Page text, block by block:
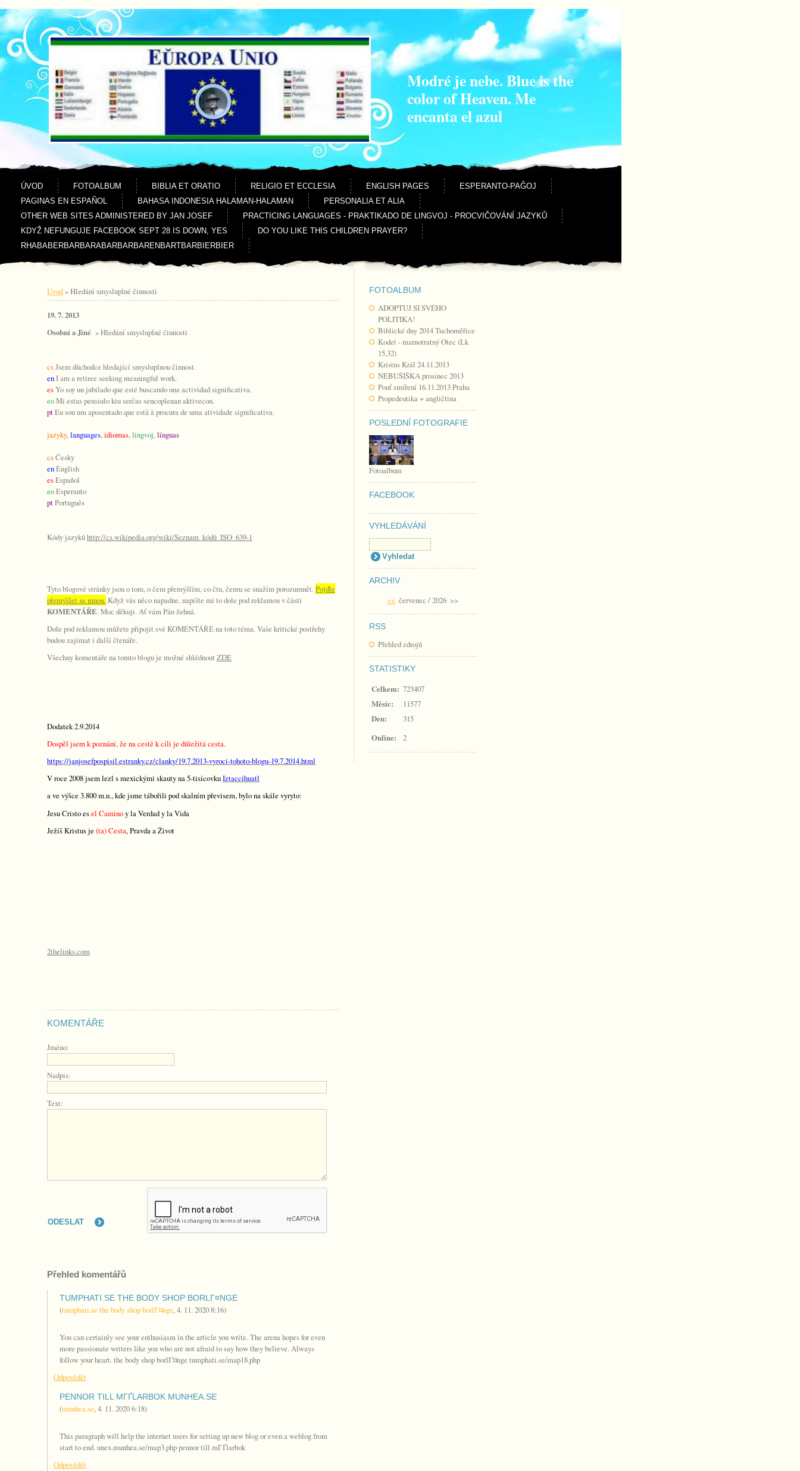
Jdi na obsah
Jdi na menu
Modré je nebe. Blue is the
color of Heaven. Me
encanta el azul
ÚVOD FOTOALBUM BIBLIA ET ORATIO RELIGIO ET ECCLESIA ENGLISH PAGES
ESPERANTO-PAĜOJ
PAGINAS EN ESPAÑOL
BAHASA INDONESIA HALAMAN-HALAMAN
PERSONALIA ET ALIA
OTHER WEB SITES ADMINISTERED BY JAN JOSEF
PRACTICING LANGUAGES - PRAKTIKADO DE LINGVOJ - PROCVIČOVÁNÍ JAZYKŮ
KDYŽ NEFUNGUJE FACEBOOK SEPT 28 IS DOWN, YES
DO YOU LIKE THIS CHILDREN PRAYER?
RHABABERBARBARABARBARBARENBARTBARBIERBIER
FOTOALBUM
ADOPTUJ SI SVÉHO
POLITIKA!
Biblické dny 2014 Tuchoměřice
Kodet - marnotratný Otec (Lk
15,32)
Kristus Král 24.11.2013
NEBUŠIŠKA prosinec 2013
Pouť smíření 16.11.2013 Praha
Propedeutika + angličtina
POSLEDNÍ FOTOGRAFIE
Fotoalbum
FACEBOOK
VYHLEDÁVÁNÍ
ARCHIV
<< červenec / 2026 >>
RSS
Přehled zdrojů
STATISTIKY
Online: 2
Celkem: 723407
Měsíc:
11577
Den:
315
Úvod»Hledání smysluplné činnosti
19. 7. 2013
Osobní a Jiné » Hledání smysluplné činnosti
csJsem důchodce hledající smysluplnou činnost.
enI am a retiree seeking meaningful work.
esYo soy un jubilado que esté buscando una actividad significativa.
eoMi estas pensiulo kiu serĉas sencoplenan aktivecon.
ptEu sou um aposentado que está à procura de uma atividade significativa.
jazyky,languages,idiomas,lingvoj,línguas
csČesky
enEnglish
esEspañol
eoEsperanto
ptPortuguês
Kódy jazykůhttp://cs.wikipedia.org/wiki/Seznam_kódů_ISO_639-1
Tyto blogové stránky jsou o tom, o čem přemýšlím, co čtu, čemu se snažím porozumnět. Pojďte
přemýšlet se mnou. Když vás něco napadne, napište mi to dole pod reklamou v části
KOMENTÁŘE. Moc děkuji. Ať vám Pán žehná.
Dole pod reklamou můžete připojit své KOMENTÁŘE na toto téma. Vaše kritické postřehy
budou zajímat i další čtenáře.
Všechny komentáře na tomto blogu je možné shlédnout ZDE
Dodatek 2.9.2014
Dospěl jsem k poznání, že na cestě k cíli je důležitá cesta.
https://janjosefpospisil.estranky.cz/clanky/19.7.2013-vyroci-tohoto-blogu-19.7.2014.html
V roce 2008 jsem lezl s mexickými skauty na 5-tisícovkuIztaccíhuatl
a ve výšce 3.800 m.n., kde jsme tábořili pod skalním převisem, bylo na skále vyryto:
Jesu Cristo esel Caminoy la Verdady la Vida
Ježíš Kristus je (ta) Cesta, Pravda a Život
2thelinks.com
KOMENTÁŘE
Jméno:
Nadpis:
Text:
Přehled komentářů
TUMPHATI.SE THE BODY SHOP BORLГ¤NGE
(tumphati.se the body shop borlГ¤nge,4. 11. 20208:16)
You can certainly see your enthusiasm in the article you write. The arena hopes for even
more passionate writers like you who are not afraid to say how they believe. Always
follow your heart. the body shop borlГ¤nge tumphati.se/map18.php
Odpovědět
PENNOR TILL MГҐLARBOK MUNHEA.SE
(munhea.se,4. 11. 20206:18)
This paragraph will help the internet users for setting up new blog or even a weblog from
start to end. unex.munhea.se/map3.php pennor till mГҐlarbok
Odpovědět